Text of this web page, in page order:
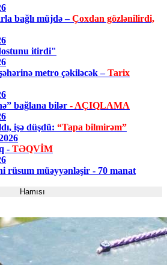
bağlı müjdə –Çoxdan gözlənilirdi,
itirdi"
metro çəkiləcək –Tarix
bağlana bilər - AÇIQLAMA
işə düşdü: “Tapa bilmirəm”
- TƏQVİM
rüsum müəyyənləşir - 70 manat
Hamısı